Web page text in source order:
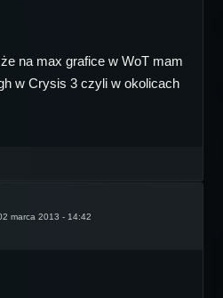
na max grafice w WoT mam
w Crysis 3 czyli w okolicach
marca 2013 - 14:42